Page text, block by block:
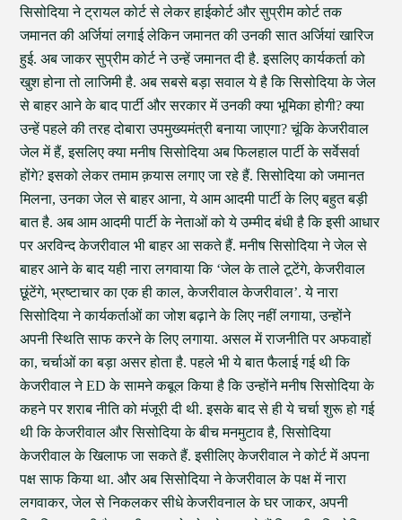
सिसोदिया ने ट्रायल कोर्ट से लेकर हाईकोर्ट और सुप्रीम कोर्ट तक
जमानत की अर्जियां लगाई लेकिन जमानत की उनकी सात अर्जियां खारिज
हुई. अब जाकर सुप्रीम कोर्ट ने उन्हें जमानत दी है. इसलिए कार्यकर्ता को
खुश होना तो लाजिमी है. अब सबसे बड़ा सवाल ये है कि सिसोदिया के जेल
से बाहर आने के बाद पार्टी और सरकार में उनकी क्या भूमिका होगी? क्या
उन्हें पहले की तरह दोबारा उपमुख्यमंत्री बनाया जाएगा? चूंकि केजरीवाल
जेल में हैं, इसलिए क्या मनीष सिसोदिया अब फिलहाल पार्टी के सर्वेसर्वा
होंगे? इसको लेकर तमाम क़यास लगाए जा रहे हैं. सिसोदिया को जमानत
मिलना, उनका जेल से बाहर आना, ये आम आदमी पार्टी के लिए बहुत बड़ी
बात है. अब आम आदमी पार्टी के नेताओं को ये उम्मीद बंधी है कि इसी आधार
पर अरविन्द केजरीवाल भी बाहर आ सकते हैं. मनीष सिसोदिया ने जेल से
बाहर आने के बाद यही नारा लगवाया कि ‘जेल के ताले टूटेंगे, केजरीवाल
छूंटेंगे, भ्रष्टाचार का एक ही काल, केजरीवाल केजरीवाल’. ये नारा
सिसोदिया ने कार्यकर्ताओं का जोश बढ़ाने के लिए नहीं लगाया, उन्होंने
अपनी स्थिति साफ करने के लिए लगाया. असल में राजनीति पर अफवाहों
का, चर्चाओं का बड़ा असर होता है. पहले भी ये बात फैलाई गई थी कि
केजरीवाल ने ED के सामने कबूल किया है कि उन्होंने मनीष सिसोदिया के
कहने पर शराब नीति को मंजूरी दी थी. इसके बाद से ही ये चर्चा शुरू हो गई
थी कि केजरीवाल और सिसोदिया के बीच मनमुटाव है, सिसोदिया
केजरीवाल के खिलाफ जा सकते हैं. इसीलिए केजरीवाल ने कोर्ट में अपना
पक्ष साफ किया था. और अब सिसोदिया ने केजरीवाल के पक्ष में नारा
लगवाकर, जेल से निकलकर सीधे केजरीवनाल के घर जाकर, अपनी